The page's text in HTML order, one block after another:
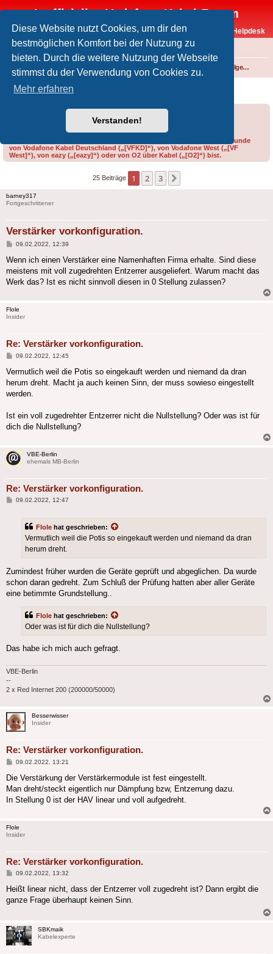
Diese Website nutzt Cookies, um dir den
bestmöglichen Komfort bei der Nutzung zu
bieten. Durch die weitere Nutzung der Webseite
stimmst du der Verwendung von Cookies zu.
Mehr erfahren
Verstanden!
Inoffizielles Vodafone-Kabel-Forum
Vodafone-Kabel-Helpdesk
FAQ
Foren-Übersicht Technik allgemein
Verstärker vorkonfiguration.
Bitte gib bei der Erstellung eines Threads im Feld „Präfix“ an, ob du Kunde
von Vodafone Kabel Deutschland („[VFKD]“), von Vodafone West („[VF
West]“), von eazy („[eazy]“) oder von O2 über Kabel („[O2]“) bist.
25 Beiträge 1 2 3
barney317
Fortgeschrittener
Verstärker vorkonfiguration.
Beitrag
09.02.2022, 12:39
Wenn ich einen Verstärker eine Namenhaften Firma erhalte. Sind diese
meistens mit voll zugedrehten Entzerrer ausgeliefert. Warum macht das
Werk das? Ist es nicht sinnvoll diesen in 0 Stellung zulassen?
Flole
Insider
Re: Verstärker vorkonfiguration.
Beitrag
09.02.2022, 12:45
Vermutlich weil die Potis so eingekauft werden und niemand da dran
herum dreht. Macht ja auch keinen Sinn, der muss sowieso eingestellt
werden.
Ist ein voll zugedrehter Entzerrer nicht die Nullstellung? Oder was ist für
dich die Nullstellung?
VBE-Berlin
ehemals MB-Berlin
Re: Verstärker vorkonfiguration.
Beitrag
09.02.2022, 12:47
Flole hat geschrieben:
Vermutlich weil die Potis so eingekauft werden und niemand da dran
herum dreht.
Zumindest früher wurden die Geräte geprüft und abgeglichen. Da wurde
schon daran gedreht. Zum Schluß der Prüfung hatten aber aller Geräte
eine betimmte Grundstellung..
Flole hat geschrieben:
Oder was ist für dich die Nullstellung?
Das habe ich mich auch gefragt.
VBE-Berlin
--
2 x Red Internet 200 (200000/50000)
Besserwisser
Insider
Re: Verstärker vorkonfiguration.
Beitrag
09.02.2022, 13:21
Die Verstärkung der Verstärkermodule ist fest eingestellt.
Man dreht/steckt eigentlich nur Dämpfung bzw, Entzerrung dazu.
In Stellung 0 ist der HAV linear und voll aufgedreht.
Flole
Insider
Re: Verstärker vorkonfiguration.
Beitrag
09.02.2022, 13:32
Heißt linear nicht, dass der Entzerrer voll zugedreht ist? Dann ergibt die
ganze Frage überhaupt keinen Sinn.
SBKmaik
Kabelexperte